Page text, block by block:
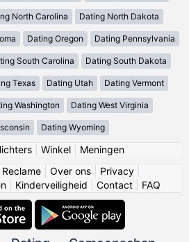
North Carolina Dating North Dakota
Dating Oregon Dating Pennsylvania
South Carolina Dating South Dakota
Texas Dating Utah Dating Vermont
Washington Dating West Virginia
Dating Wyoming
| Winkel| Meningen
Reclame Over ons Privacy
Kinderveiligheid Contact FAQ